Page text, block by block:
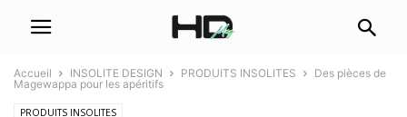
Accueil INSOLITE DESIGN PRODUITS INSOLITES
Des pièces de
Magewappa pour les apéritifs
PRODUITS INSOLITES